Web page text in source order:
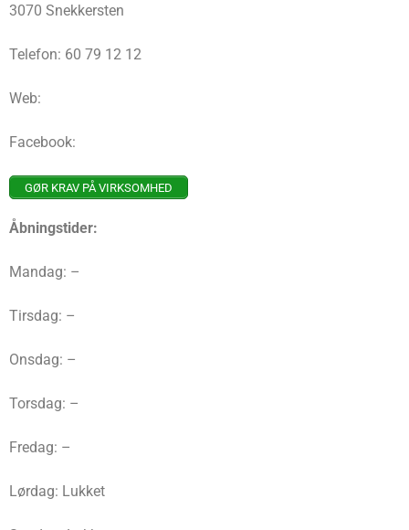
3070 Snekkersten
Telefon: 60 79 12 12
Web:
Facebook:
GØR KRAV PÅ VIRKSOMHED
Åbningstider:
Mandag: –
Tirsdag: –
Onsdag: –
Torsdag: –
Fredag: –
Lørdag: Lukket